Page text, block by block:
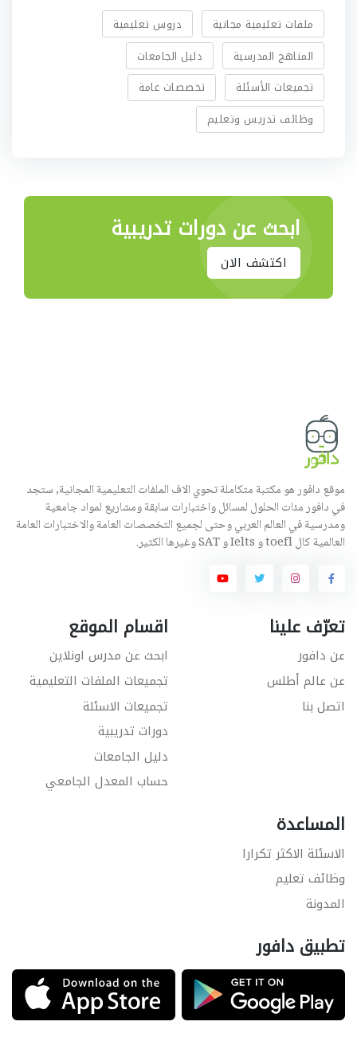
ملفات تعليمية مجانية
دروس تعليمية
المناهج المدرسية
دليل الجامعات
تجميعات الأسئلة
تخصصات عامة
وظائف تدريس وتعليم
ابحث عن دورات تدريبية
اكتشف الان
موقع دافور هو مكتبة متكاملة تحوي الاف الملفات التعليمية المجانية, ستجد
في دافور مئات الحلول لمسائل واختبارات سابقة ومشاريع لمواد جامعية
ومدرسية في العالم العربي وحتى لجميع التخصصات العامة والاختبارات العامة
العالمية كال toefl و Ielts و SAT وغيرها الكثير.
تعرّف علينا
عن دافور
عن عالم أطلس
اتصل بنا
اقسام الموقع
ابحث عن مدرس اونلاين
تجميعات الملفات التعليمية
تجميعات الاسئلة
دورات تدريبية
دليل الجامعات
حساب المعدل الجامعي
المساعدة
الاسئلة الاكثر تكرارا
وظائف تعليم
المدونة
تطبيق دافور